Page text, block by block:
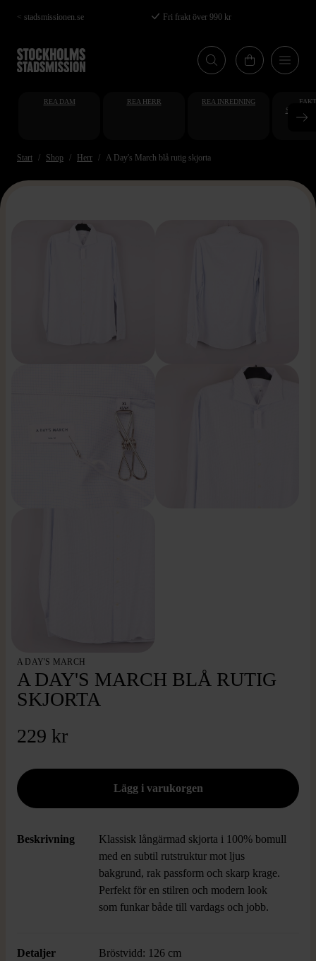
Hoppa
till
huvudinnehåll
< stadsmissionen.se Fri frakt över 990 kr
REA DAM REA HERR REA INREDNING
Start Shop Herr A Day's March blå rutig skjorta
A DAY'S MARCH
A DAY'S MARCH BLÅ RUTIG
SKJORTA
229 kr
Beskrivning
Klassisk långärmad skjorta i 100% bomull
med en subtil rutstruktur mot ljus
bakgrund, rak passform och skarp krage.
Perfekt för en stilren och modern look
som funkar både till vardags och jobb.
Detaljer
Bröstvidd: 126 cm